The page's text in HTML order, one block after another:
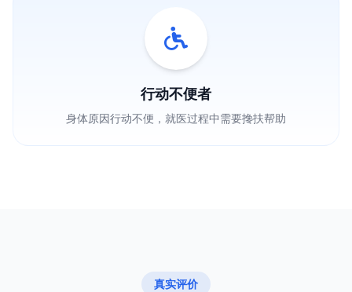
行动不便者
身体原因行动不便，就医过程中需要搀扶帮助
真实评价